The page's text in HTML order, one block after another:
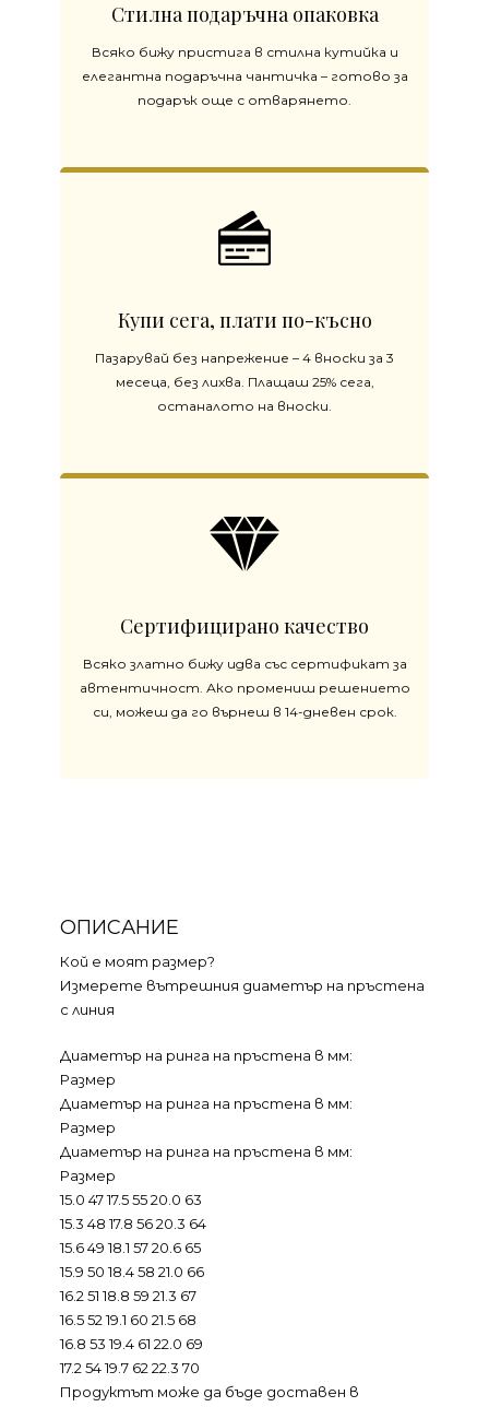
Стилна подаръчна опаковка
Всяко бижу пристига в стилна кутийка и
елегантна подаръчна чантичка – готово за
подарък още с отварянето.
Купи сега, плати по-късно
Пазарувай без напрежение – 4 вноски за 3
месеца, без лихва. Плащаш 25% сега,
останалото на вноски.
Сертифицирано качество
Всяко златно бижу идва със сертификат за
автентичност. Ако промениш решението
си, можеш да го върнеш в 14-дневен срок.
ОПИСАНИЕ
Кой е моят размер?
Измерете вътрешния диаметър на пръстена
с линия
Диаметър на ринга на пръстена в мм:
Размер
Диаметър на ринга на пръстена в мм:
Размер
Диаметър на ринга на пръстена в мм:
Размер
15.0 47 17.5 55 20.0 63
15.3 48 17.8 56 20.3 64
15.6 49 18.1 57 20.6 65
15.9 50 18.4 58 21.0 66
16.2 51 18.8 59 21.3 67
16.5 52 19.1 60 21.5 68
16.8 53 19.4 61 22.0 69
17.2 54 19.7 62 22.3 70
Продуктът може да бъде доставен в